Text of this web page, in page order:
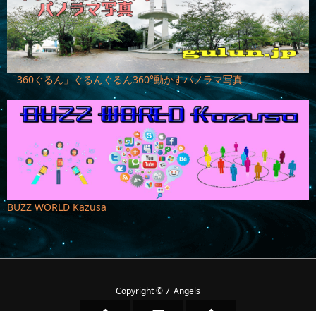
「360ぐるん」ぐるんぐるん360°動かすパノラマ写真
BUZZ WORLD Kazusa
Copyright ©7_Angels